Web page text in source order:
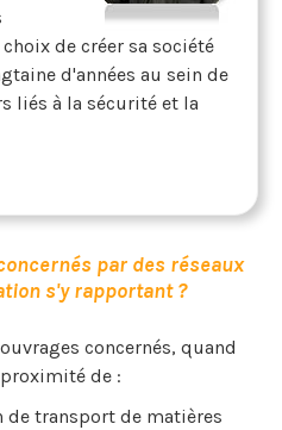
de créer sa société
d'années au sein de
liés à la sécurité et la
par des réseaux
s'y rapportant ?
concernés, quand
de :
de transport de matières